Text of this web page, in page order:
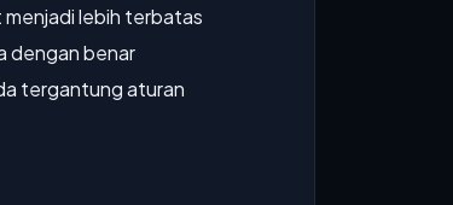
lebih terbatas
dengan benar
tergantung aturan